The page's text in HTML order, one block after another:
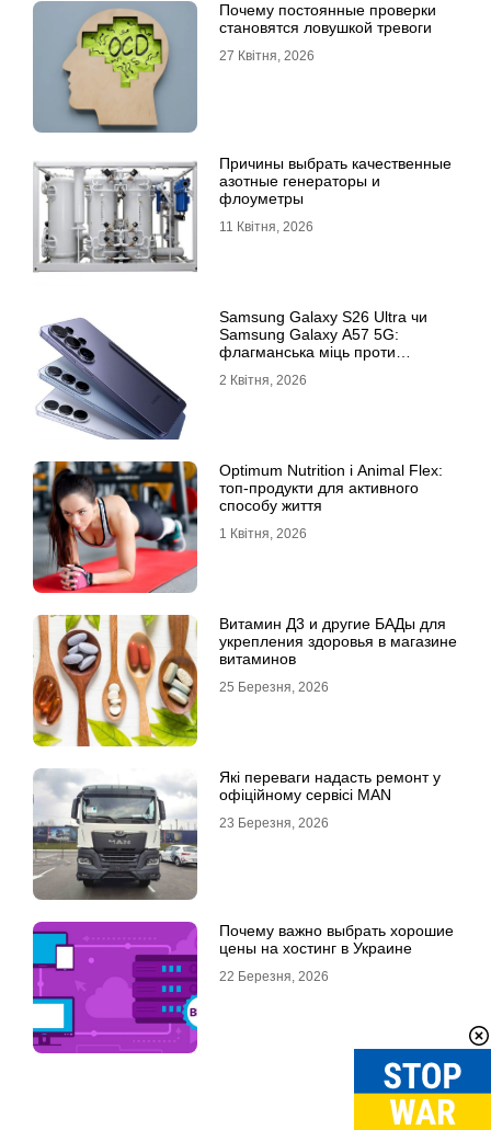
Почему постоянные проверки
становятся ловушкой тревоги
27 Квітня, 2026
Причины выбрать качественные
азотные генераторы и
флоуметры
11 Квітня, 2026
Samsung Galaxy S26 Ultra чи
Samsung Galaxy A57 5G:
флагманська міць проти
2 Квітня, 2026
Optimum Nutrition і Animal Flex:
топ-продукти для активного
способу життя
1 Квітня, 2026
Витамин Д3 и другие БАДы для
укрепления здоровья в магазине
витаминов
25 Березня, 2026
Які переваги надасть ремонт у
офіційному сервісі MAN
23 Березня, 2026
Почему важно выбрать хорошие
цены на хостинг в Украине
22 Березня, 2026